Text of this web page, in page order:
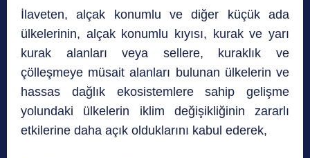
İlaveten, alçak konumlu ve diğer küçük ada
ülkelerinin, alçak konumlu kıyısı, kurak ve yarı
kurak alanları veya sellere, kuraklık ve
çölleşmeye müsait alanları bulunan ülkelerin ve
hassas dağlık ekosistemlere sahip gelişme
yolundaki ülkelerin iklim değişikliğinin zararlı
etkilerine daha açık olduklarını kabul ederek,